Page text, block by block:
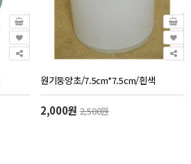
원기둥양초/7.5cm*7.5cm/흰색
2,000원2,500원